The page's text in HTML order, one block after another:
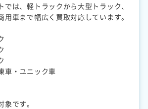
では、軽トラックから大型トラック、
用車まで幅広く買取対応しています。
車・ユニック車
象です。